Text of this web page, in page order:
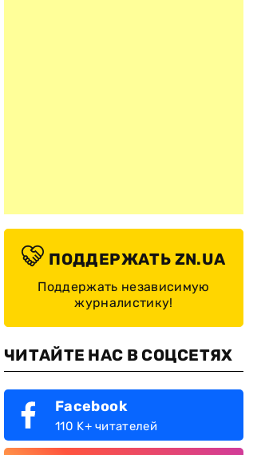
ПОДДЕРЖАТЬ ZN.UA
Поддержать независимую
журналистику!
ЧИТАЙТЕ НАС В СОЦСЕТЯХ
Facebook
110 K+ читателей